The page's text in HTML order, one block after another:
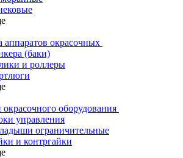
аппаратов окрасочных
(баки)
и роллеры
окрасочного оборудования
управления
ограничительные
и контргайки